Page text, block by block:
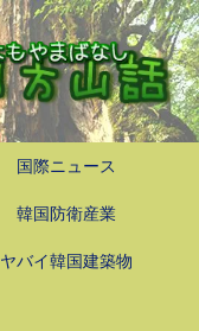
国際ニュース
韓国防衛産業
ヤバイ韓国建築物